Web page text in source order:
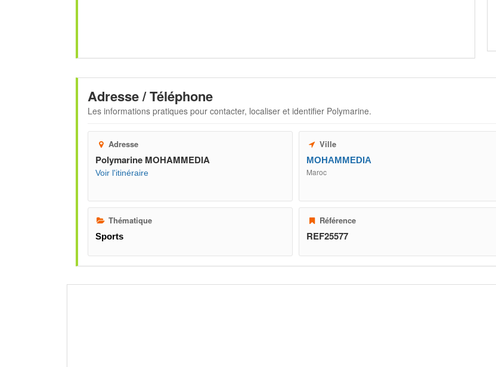
Adresse / Téléphone
Les informations pratiques pour contacter, localiser et identifier Polymarine.
Adresse
Polymarine MOHAMMEDIA
Voir l'itinéraire
Ville
MOHAMMEDIA
Maroc
Thématique
Sports
Référence
REF25577